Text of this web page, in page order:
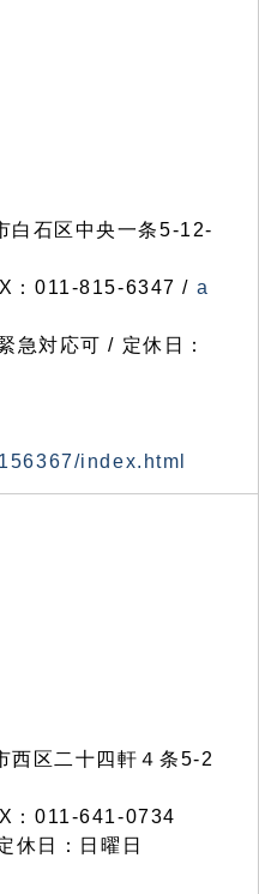
石区中央一条5-12-
：011-815-6347 / a
対応可 / 定休日：
index.html
区二十四軒４条5-2
：011-641-0734
休日：日曜日